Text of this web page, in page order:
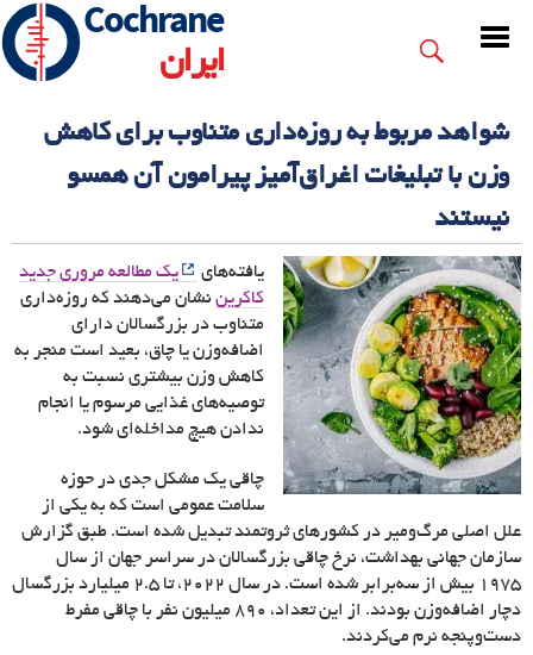
Cochrane
ایران
شواهد مربوط به روزه‌داری متناوب برای کاهش
وزن با تبلیغات اغراق‌آمیز پیرامون آن همسو
نیستند
یافتههای
یک مطالعه مروری جدید
کاکرین نشان میدهند که روزهداری
متناوب در بزرگسالان دارای
اضافهوزن یا چاق، بعید است منجر به
کاهش وزن بیشتری نسبت به
توصیههای غذایی مرسوم یا انجام
ندادن هیچ مداخلهای شود.
چاقی یک مشکل جدی در حوزه
سلامت عمومی است که به یکی از
علل اصلی مرگومیر در کشورهای ثروتمند تبدیل شده است. طبق گزارش
سازمان جهانی بهداشت، نرخ چاقی بزرگسالان در سراسر جهان از سال
۱۹۷۵ بیش از سه
برابر شده است. در سال ۲۰۲۲، تا ۲.۵ میلیارد بزرگسال
دچار اضافه
وزن بودند. از این تعداد، ۸۹۰ میلیون نفر با چاقی مفرط
دستوپنجه نرم میکردند.